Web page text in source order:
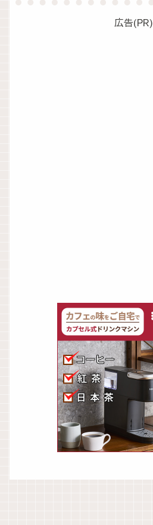
広告(PR)